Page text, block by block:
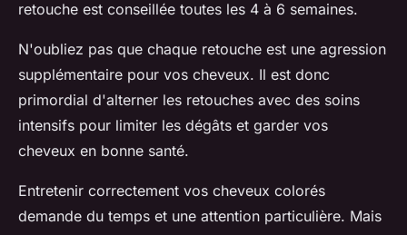
retouche est conseillée toutes les 4 à 6 semaines.
N'oubliez pas que chaque retouche est une agression
supplémentaire pour vos cheveux. Il est donc
primordial d'alterner les retouches avec des soins
intensifs pour limiter les dégâts et garder vos
cheveux en bonne santé.
Entretenir correctement vos cheveux colorés
demande du temps et une attention particulière. Mais